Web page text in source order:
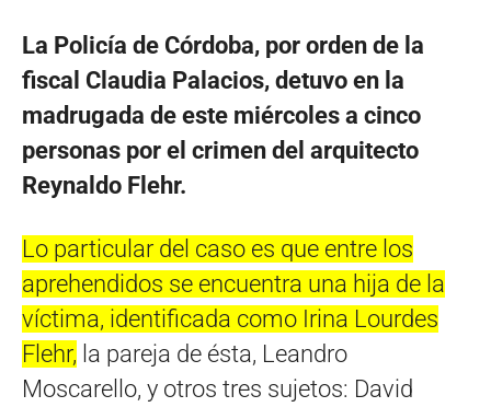
La Policía de Córdoba, por orden de la
fiscal Claudia Palacios, detuvo en la
madrugada de este miércoles a cinco
personas por el crimen del arquitecto
Reynaldo Flehr.
Lo particular del caso es que entre los
aprehendidos se encuentra una hija de la
víctima, identificada como Irina Lourdes
Flehr, la pareja de ésta, Leandro
Moscarello, y otros tres sujetos: David